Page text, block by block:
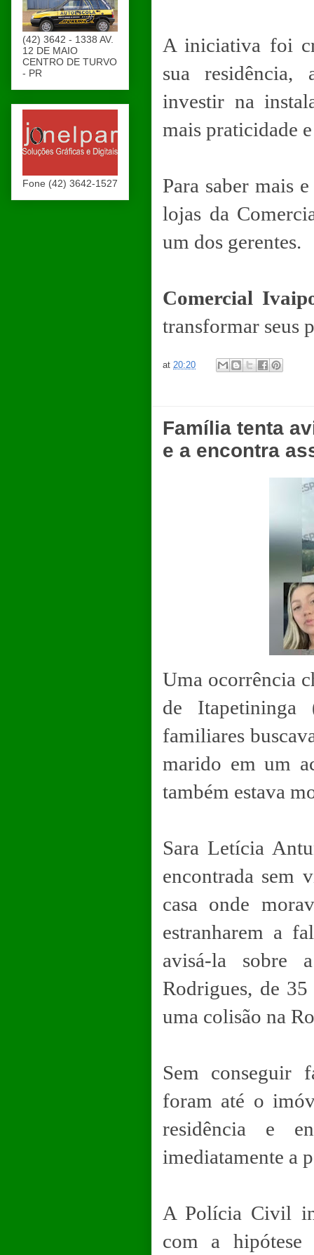
A iniciativa foi
sua residência,
investir na
mais praticidade
Para saber mais
lojas da
um dos gerentes.
Comercial
transformar seus
at 20:20
Família tenta
e a encontra
Uma ocorrência
de Itapetininga
familiares
marido em um
também estava
Sara Letícia
encontrada sem
casa onde
estranharem a
avisá-la sobre
Rodrigues, de
uma colisão na
Sem conseguir
foram até o
residência e
imediatamente a
A Polícia Civil
com a hipótese
(42) 3642 - 1338 AV.
12 DE MAIO
CENTRO DE TURVO
- PR
Fone (42) 3642-1527